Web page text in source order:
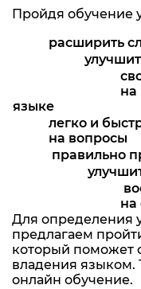
Пройдя обучение
расширить
на
языке
легко и
на вопросы
правильно
на
Для определения
предлагаем
который поможет
владения языком.
онлайн обучение.